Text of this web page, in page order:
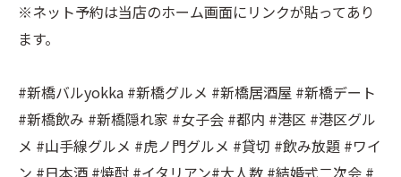
※ネット予約は当店のホーム画面にリンクが貼ってあり
ます。
#新橋バルyokka #新橋グルメ #新橋居酒屋 #新橋デート
#新橋飲み #新橋隠れ家 #女子会 #都内 #港区 #港区グル
メ #山手線グルメ #虎ノ門グルメ #貸切 #飲み放題 #ワイ